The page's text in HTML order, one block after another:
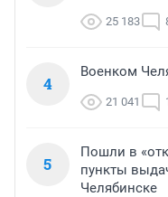
25 183
4
Военком
21 041
5
Пошли в
пункты
Челябинске